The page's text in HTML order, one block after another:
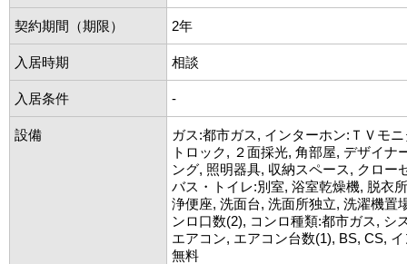
契約期間（期限） 2年
入居時期 相談
入居条件 -
設備
ガス:都市ガス, インターホン:ＴＶモ
トロック, ２面採光, 角部屋, デザイナ
ング, 照明器具, 収納スペース, クロー
バス・トイレ:別室, 浴室乾燥機, 脱衣
浄便座, 洗面台, 洗面所独立, 洗濯機置
ンロ口数(2), コンロ種類:都市ガス, シ
エアコン, エアコン台数(1), BS, CS,
無料